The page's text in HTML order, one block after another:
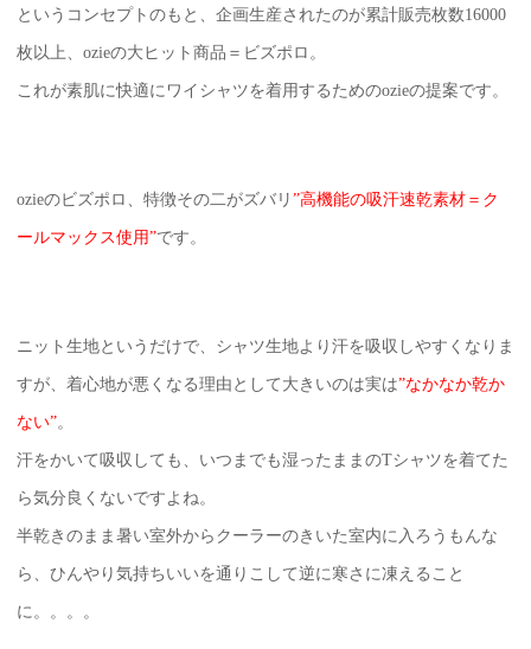
というコンセプトのもと、企画生産されたのが累計販売枚数16000
枚以上、ozieの大ヒット商品＝ビズポロ。
これが素肌に快適にワイシャツを着用するためのozieの提案です。
ozieのビズポロ、特徴その二がズバリ ”高機能の吸汗速乾素材＝ク
ールマックス使用”です。
ニット生地というだけで、シャツ生地より汗を吸収しやすくなりま
すが、着心地が悪くなる理由として大きいのは実は”なかなか乾か
ない”。
汗をかいて吸収しても、いつまでも湿ったままのTシャツを着てた
ら気分良くないですよね。
半乾きのまま暑い室外からクーラーのきいた室内に入ろうもんな
ら、ひんやり気持ちいいを通りこして逆に寒さに凍えること
に。。。。